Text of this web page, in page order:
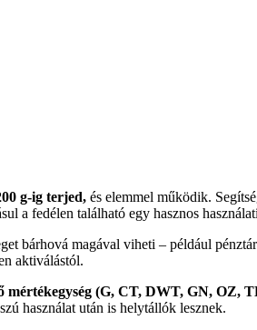
00 g-ig terjed, és elemmel működik.
a fedélen található egy hasznos
bárhová magával viheti – például
aktiválástól.
mértékegység (G, CT, DWT, GN, OZ,
használat után is helytállók lesznek.